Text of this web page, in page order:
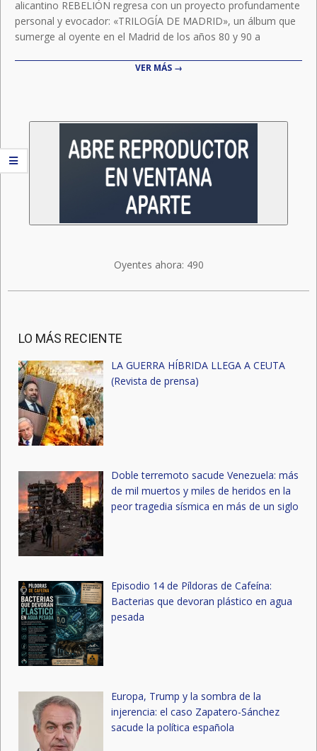
alicantino REBELIÓN regresa con un proyecto profundamente
personal y evocador: «TRILOGÍA DE MADRID», un álbum que
sumerge al oyente en el Madrid de los años 80 y 90 a
VER MÁS →
Oyentes ahora: 490
LO MÁS RECIENTE
LA GUERRA HÍBRIDA LLEGA A CEUTA
(Revista de prensa)
Doble terremoto sacude Venezuela: más
de mil muertos y miles de heridos en la
peor tragedia sísmica en más de un siglo
Episodio 14 de Píldoras de Cafeína:
Bacterias que devoran plástico en agua
pesada
Europa, Trump y la sombra de la
injerencia: el caso Zapatero-Sánchez
sacude la política española